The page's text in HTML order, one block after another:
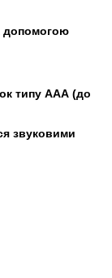
допомогою
типу ААА (до
звуковими